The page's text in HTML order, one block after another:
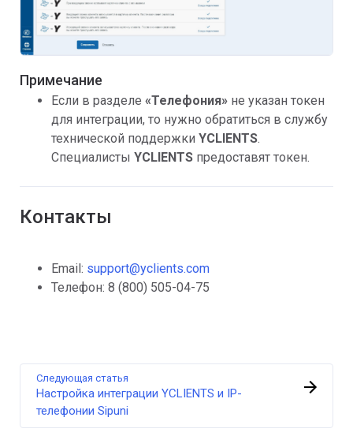
Примечание
Если в разделе «Телефония» не указан токен
для интеграции, то нужно обратиться в службу
технической поддержки YCLIENTS.
Специалисты YCLIENTS предоставят токен.
Контакты
Email: support@yclients.com
Телефон: 8 (800) 505-04-75
Следующая статья
Настройка интеграции YCLIENTS и IP-
телефонии Sipuni